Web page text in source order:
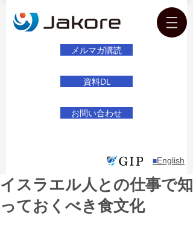
メルマガ購読
資料DL
お問い合わせ
​■English
イスラエル人との仕事で知
っておくべき食文化